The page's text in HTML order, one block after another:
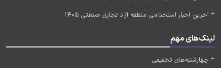
آخرین اخبار استخدامی منطقه آزاد تجاری صنعتی 1405
لینک‌های مهم
چهارشنبه‌های تخفیفی